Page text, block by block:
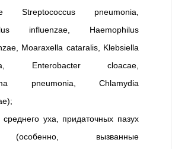
Streptococcus pneumonia,
influenzae, Haemophilus
Moaraxella cataralis, Klebsiella
Enterobacter cloacae,
pneumonia, Chlamydia
уха, придаточных пазух
вызванные